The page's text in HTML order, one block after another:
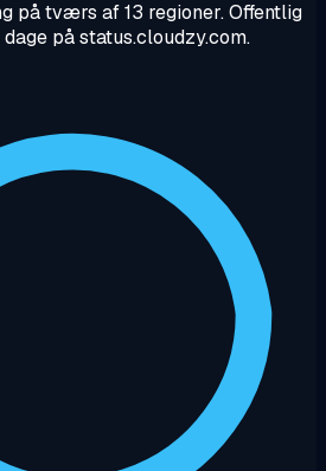
på tværs af 13 regioner. Offentlig
på status.cloudzy.com.